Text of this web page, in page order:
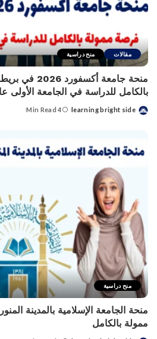
مقالات منح دراسية
منحة جامعة
بالكامل للدراسة في الجامعة الأولى
Posted
learning bright side
4 Min Read
منح دراسية
ممولة بالكامل